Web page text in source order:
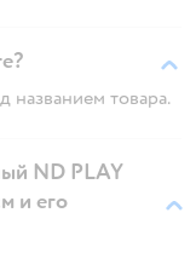
названием товара.
ND PLAY
и его